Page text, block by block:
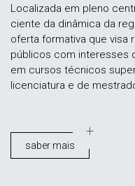
Localizada em pleno
ciente da dinâmica da
oferta formativa que visa
públicos com interesses
em cursos técnicos
licenciatura e de
saber mais